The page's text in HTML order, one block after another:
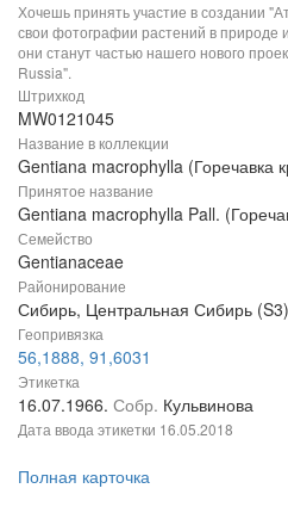
Хочешь принять участие в создании
свои фотографии растений в природе
они станут частью нашего нового
Russia".
Штрихкод
MW0121045
Название в коллекции
Gentiana macrophylla (Горечавка
Принятое название
Gentiana macrophylla Pall.
Семейство
Gentianaceae
Районирование
Сибирь, Центральная Сибирь
Геопривязка
56,1888, 91,6031
Этикетка
16.07.1966. Собр. Кульвинова
Дата ввода этикетки 16.05.2018
Полная карточка